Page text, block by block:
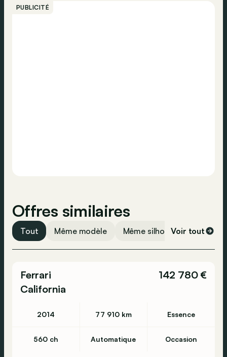
PUBLICITÉ
Offres similaires
Tout Même modèle Même silhouette Même
Voir tout
Ferrari
California
142 780 €
2014 77 910 km Essence
560 ch Automatique Occasion